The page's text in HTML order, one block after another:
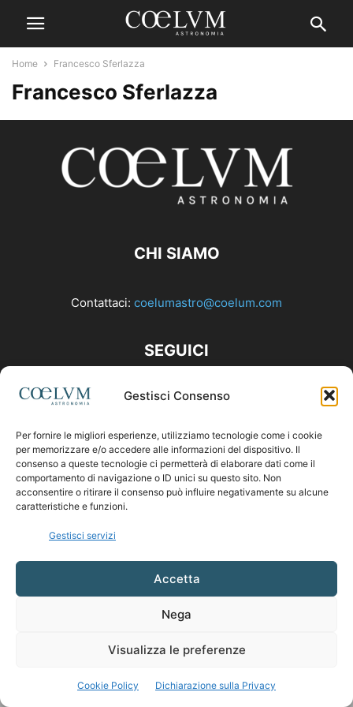
Gestisci Consenso
Per fornire le migliori esperienze, utilizziamo tecnologie come i cookie
per memorizzare e/o accedere alle informazioni del dispositivo. Il
consenso a queste tecnologie ci permetterà di elaborare dati come il
comportamento di navigazione o ID unici su questo sito. Non
acconsentire o ritirare il consenso può influire negativamente su alcune
caratteristiche e funzioni.
Gestisci servizi
Accetta
Nega
Visualizza le preferenze
Cookie Policy Dichiarazione sulla Privacy
Home Francesco Sferlazza
Francesco Sferlazza
CHI SIAMO
Contattaci: coelumastro@coelum.com
SEGUICI